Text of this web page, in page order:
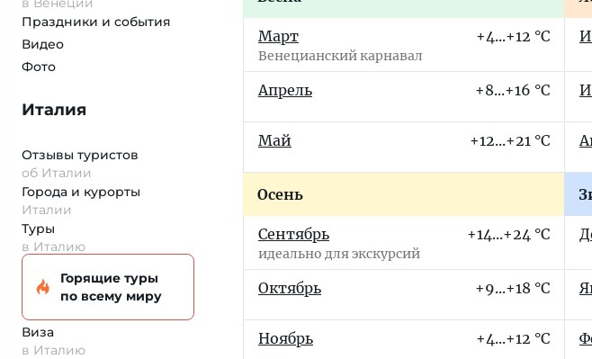
Праздники и события
Видео
Фото
Италия
Отзывы туристов
об Италии
Города и курорты
Италии
Туры
в Италию
Горящие туры
по всему миру
Виза
в Италию
Март
Венецианский карнавал
+4...+12 °C
Апрель +8...+16 °C
Май +12...+21 °C
Осень
Сентябрь
идеально для экскурсий
+14...+24 °C
Октябрь +9...+18 °C
Ноябрь +4...+12 °C